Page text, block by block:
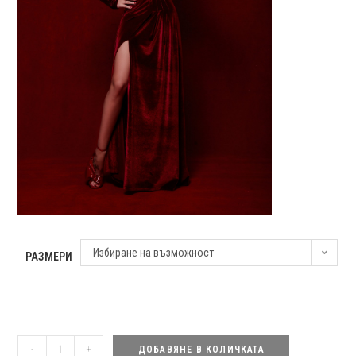
РАЗМЕРИ Избиране на възможност
количество
- + ДОБАВЯНЕ В КОЛИЧКАТА